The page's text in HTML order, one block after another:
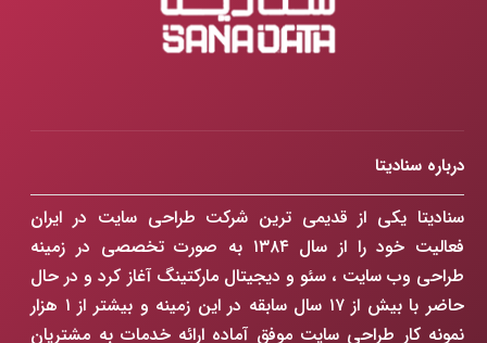
درباره سنادیتا
سنادیتا یکی از قدیمی ترین شرکت طراحی سایت در ایران
فعالیت خود را از سال ۱۳۸۴ به صورت تخصصی در زمینه
طراحی وب سایت ، سئو و دیجیتال مارکتینگ آغاز کرد و در حال
حاضر با بیش از ۱۷ سال سابقه در این زمینه و بیشتر از ۱ هزار
نمونه کار طراحی سایت موفق آماده ارائه خدمات به مشتریان